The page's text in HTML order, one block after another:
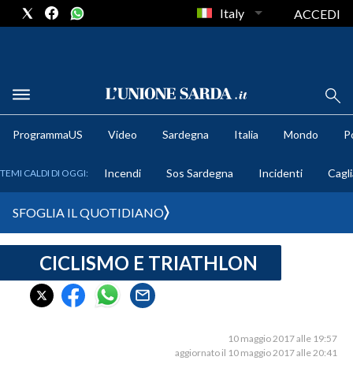
METEO
CRONACA SARDEGNA
CAGLIARI
Italy ACCEDI
ProgrammaUS Video Sardegna Italia Mondo
TEMI CALDI DI OGGI: Incendi Sos Sardegna Incidenti
SFOGLIA IL QUOTIDIANO
CICLISMO E TRIATHLON
10 maggio 2017 alle 19:57
aggiornato il 10 maggio 2017 alle 20:41